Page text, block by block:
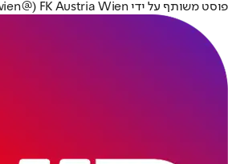
פוסט משותף על ידי ‏‎FK Austria Wien‎‏ (@‏‎fkaustriawien‎‏)